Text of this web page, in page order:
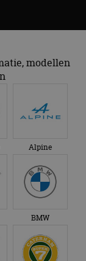
modellen
Alpine
BMW